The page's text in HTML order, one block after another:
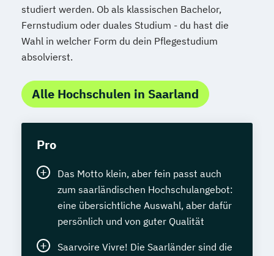
studiert werden. Ob als klassischen Bachelor,
Fernstudium oder duales Studium - du hast die
Wahl in welcher Form du dein Pflegestudium
absolvierst.
Alle Hochschulen in Saarland
Pro
Das Motto klein, aber fein passt auch
zum saarländischen Hochschulangebot:
eine übersichtliche Auswahl, aber dafür
persönlich und von guter Qualität
Saarvoire Vivre! Die Saarländer sind die